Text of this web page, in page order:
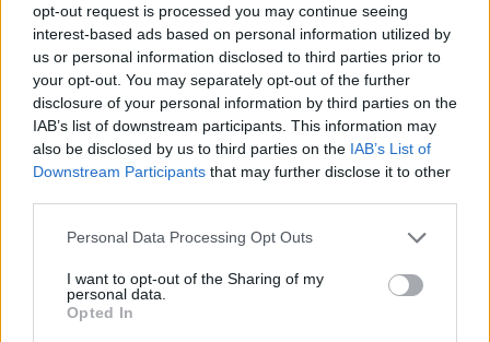
opt-out request is processed you may continue seeing
interest-based ads based on personal information utilized by
us or personal information disclosed to third parties prior to
your opt-out. You may separately opt-out of the further
disclosure of your personal information by third parties on the
IAB’s list of downstream participants. This information may
also be disclosed by us to third parties on the IAB’s List of
Downstream Participants that may further disclose it to other
Personal Data Processing Opt Outs
I want to opt-out of the Sharing of my
personal data.
Opted In
La COS approda a Barisardo tra conferme,
nuovi volti e mister Loi a fare da filo
conduttore
9 Ago 2026
Il Monte Alma rinforza l'attacco con Palmas
e Bonivardi, nel Macomer l'estro di Di Angelo
9 Ago 2026
Amichevole Ossese: 3-1 al Cagliari Primavera,
doppietta di Tapparello
8 Ago 2026